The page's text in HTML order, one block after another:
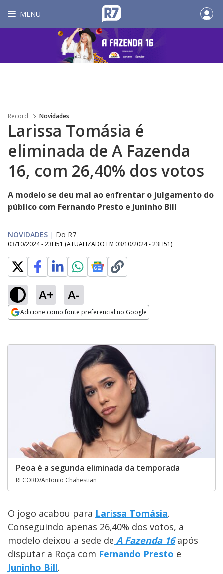
MENU
Record Novidades
Larissa Tomásia é
eliminada de A Fazenda
16, com 26,40% dos votos
A modelo se deu mal ao enfrentar o julgamento do
público com Fernando Presto e Juninho Bill
NOVIDADES | Do R7
03/10/2024 - 23H51 (ATUALIZADO EM 03/10/2024 - 23H51)
A+ A-
Adicione como fonte preferencial no Google
Peoa é a segunda eliminada da temporada
RECORD/Antonio Chahestian
O jogo acabou para Larissa Tomásia.
Conseguindo apenas 26,40% dos votos, a
modelo deixou a sede de A Fazenda 16após
disputar a Roça com Fernando Presto e
Juninho Bill.